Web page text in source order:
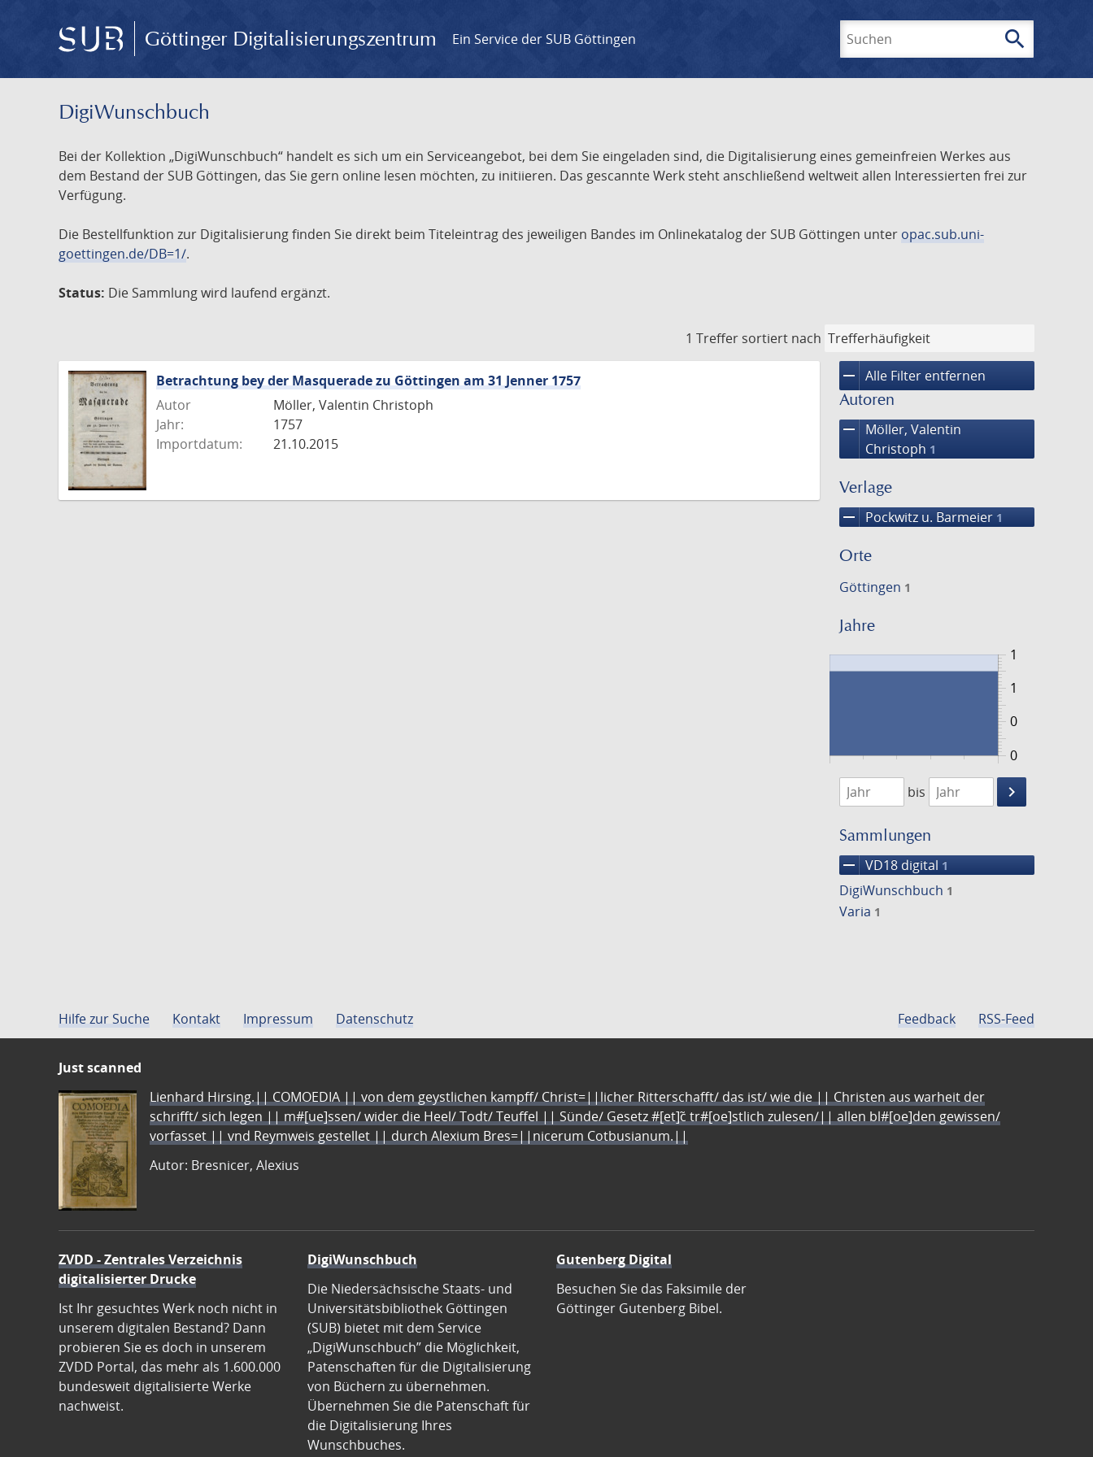
Göttinger Digitalisierungszentrum Ein Service der SUB Göttingen search
DigiWunschbuch
Bei der Kollektion „DigiWunschbuch“ handelt es sich um ein Serviceangebot, bei dem Sie eingeladen sind, die Digitalisierung eines gemeinfreien Werkes aus
dem Bestand der SUB Göttingen, das Sie gern online lesen möchten, zu initiieren. Das gescannte Werk steht anschließend weltweit allen Interessierten frei zur
Verfügung.
Die Bestellfunktion zur Digitalisierung finden Sie direkt beim Titeleintrag des jeweiligen Bandes im Onlinekatalog der SUB Göttingen unter opac.sub.uni-
goettingen.de/DB=1/.
Status: Die Sammlung wird laufend ergänzt.
1 Treffer sortiert nach
remove Alle Filter entfernen
Autoren
remove
Möller, Valentin
Christoph 1
Verlage
remove Pockwitz u. Barmeier 1
Orte
Göttingen 1
Jahre
0
1
0
1
1757
1758
bis
keyboard_arrow_right
Suche
Sammlungen
remove VD18 digital 1
DigiWunschbuch 1
Varia 1
Betrachtung bey der Masquerade zu Göttingen am 31 Jenner 1757
Autor
Möller, Valentin Christoph
Jahr:
1757
Importdatum:
21.10.2015
Hilfe zur Suche Kontakt Impressum Datenschutz Feedback RSS-Feed
Just scanned
Lienhard Hirsing.|| COMOEDIA || von dem geystlichen kampff/ Christ=||licher Ritterschafft/ das ist/ wie die || Christen aus warheit der
schrifft/ sich legen || m#[ue]ssen/ wider die Heel/ Todt/ Teuffel || Sünde/ Gesetz #[et]c̃ tr#[oe]stlich zulesen/|| allen bl#[oe]den gewissen/
vorfasset || vnd Reymweis gestellet || durch Alexium Bres=||nicerum Cotbusianum.||
Autor: Bresnicer, Alexius
ZVDD - Zentrales Verzeichnis
digitalisierter Drucke
Ist Ihr gesuchtes Werk noch nicht in
unserem digitalen Bestand? Dann
probieren Sie es doch in unserem
ZVDD Portal, das mehr als 1.600.000
bundesweit digitalisierte Werke
nachweist.
DigiWunschbuch
Die Niedersächsische Staats- und
Universitätsbibliothek Göttingen
(SUB) bietet mit dem Service
„DigiWunschbuch” die Möglichkeit,
Patenschaften für die Digitalisierung
von Büchern zu übernehmen.
Übernehmen Sie die Patenschaft für
die Digitalisierung Ihres
Wunschbuches.
Gutenberg Digital
Besuchen Sie das Faksimile der
Göttinger Gutenberg Bibel.